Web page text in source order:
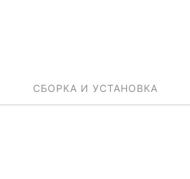
СБОРКА И УСТАНОВКА